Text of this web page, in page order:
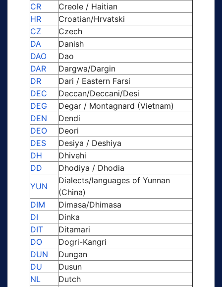
CR
Creole / Haitian
HR
Croatian/Hrvatski
CZ
Czech
DA
Danish
DAO
Dao
DAR
Dargwa/Dargin
DR
Dari / Eastern Farsi
DEC
Deccan/Deccani/Desi
DEG
Degar / Montagnard (Vietnam)
DEN
Dendi
DEO
Deori
DES
Desiya / Deshiya
DH
Dhivehi
DD
Dhodiya / Dhodia
YUN
Dialects/languages of Yunnan
(China)
DIM
Dimasa/Dhimasa
DI
Dinka
DIT
Ditamari
DO
Dogri-Kangri
DUN
Dungan
DU
Dusun
NL
Dutch